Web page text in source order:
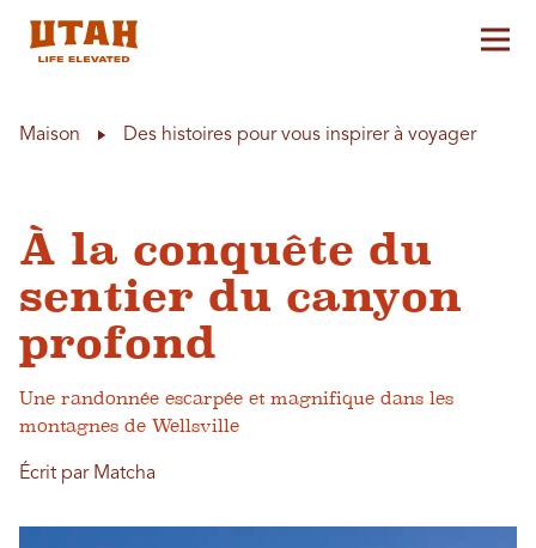
Maison Des histoires pour vous inspirer à voyager
À la conquête du
sentier du canyon
profond
Une randonnée escarpée et magnifique dans les
montagnes de Wellsville
Écrit par Matcha